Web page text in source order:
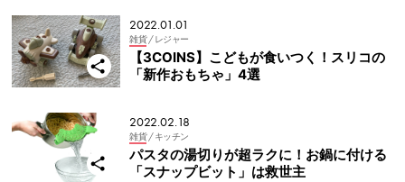
2022.01.01
雑貨 / レジャー
【3COINS】こどもが食いつく！スリコの
「新作おもちゃ」4選
2022.02.18
雑貨 / キッチン
パスタの湯切りが超ラクに！お鍋に付ける
「スナップビット」は救世主